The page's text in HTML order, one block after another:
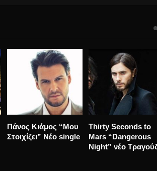
2023 Καλή Χρονιά,
σε όλους με τις
6ο Διεθνές Φεστιβάλ
Άνδρου, 2020 Ο
Παντελής